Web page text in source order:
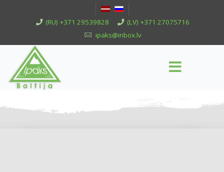
(RU) +371 29539828
(LV) +371 27075716
ipaks@inbox.lv